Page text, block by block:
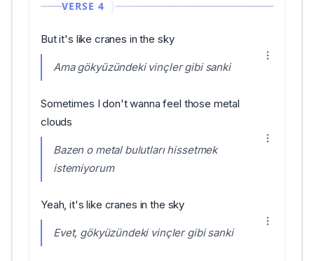
VERSE 4
But it's like cranes in the sky
Ama gökyüzündeki vinçler gibi sanki
Sometimes I don't wanna feel those metal
clouds
Bazen o metal bulutları hissetmek
istemiyorum
Yeah, it's like cranes in the sky
Evet, gökyüzündeki vinçler gibi sanki